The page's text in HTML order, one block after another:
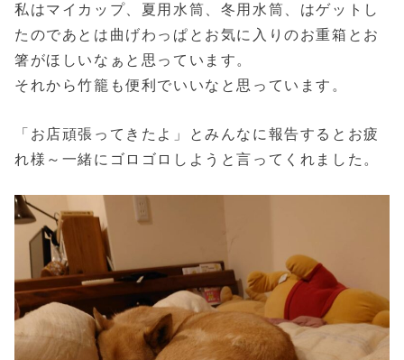
私はマイカップ、夏用水筒、冬用水筒、はゲットし
たのであとは曲げわっぱとお気に入りのお重箱とお
箸がほしいなぁと思っています。
それから竹籠も便利でいいなと思っています。
「お店頑張ってきたよ」とみんなに報告するとお疲
れ様～一緒にゴロゴロしようと言ってくれました。